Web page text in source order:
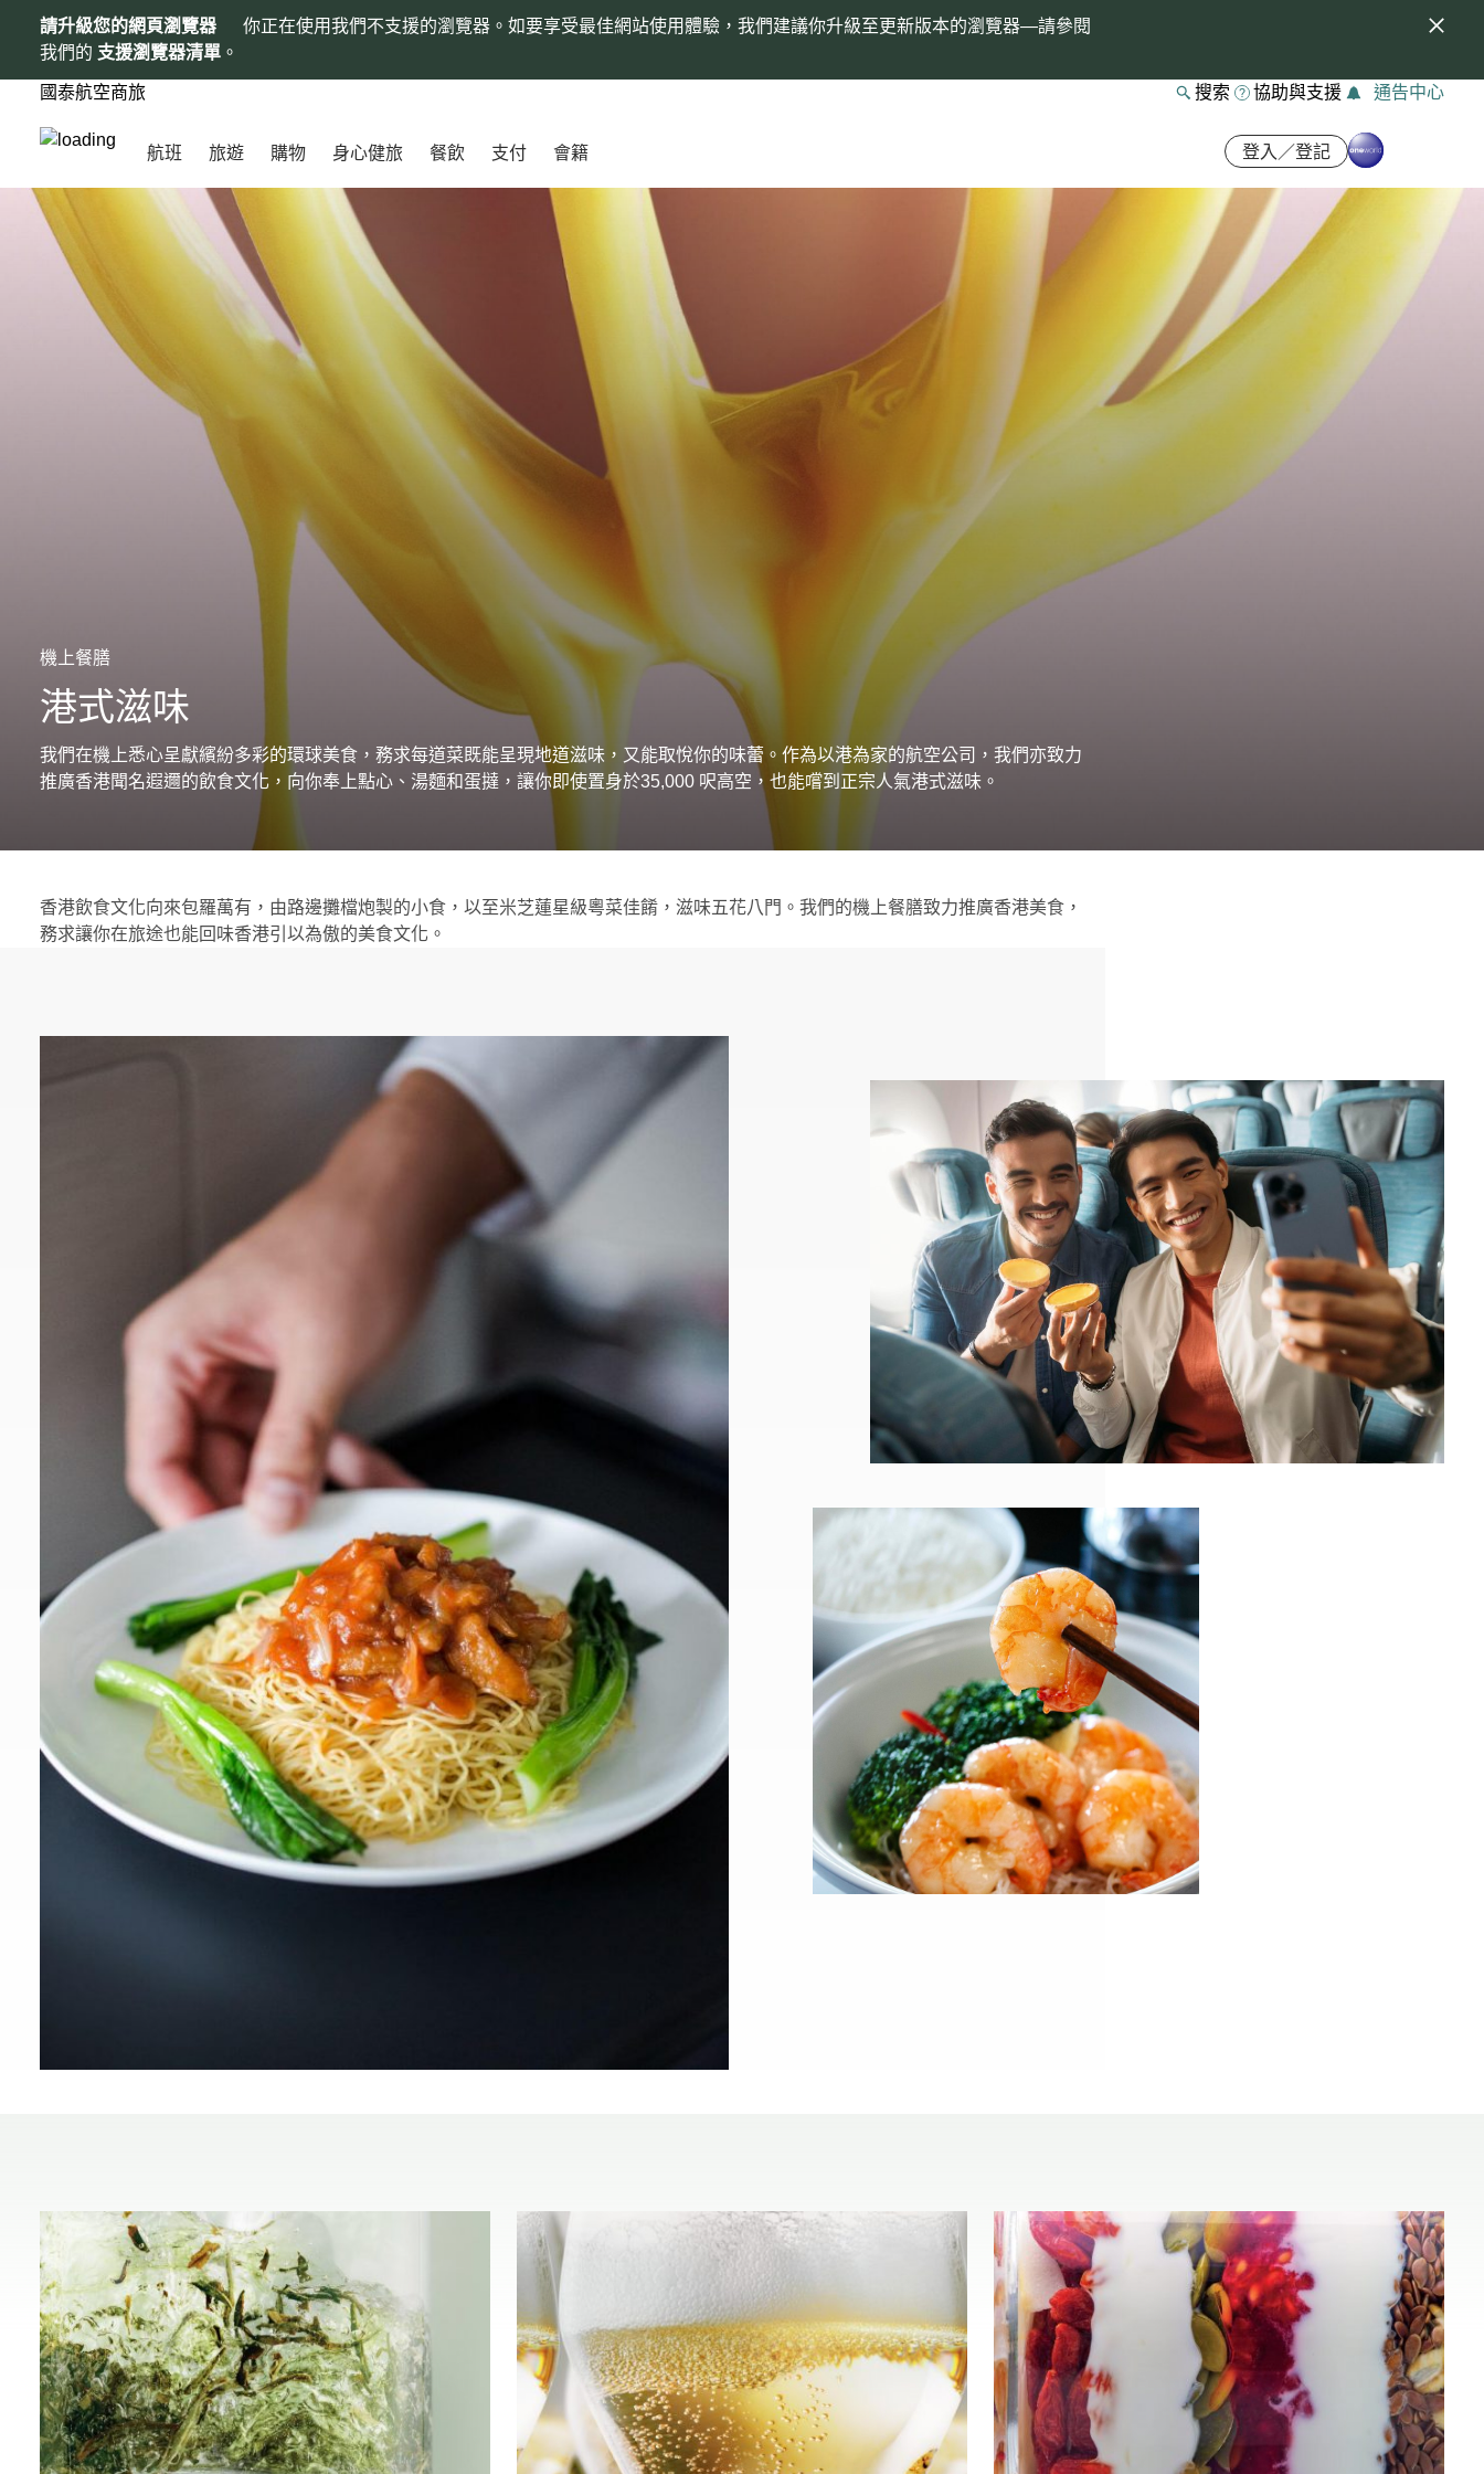
請升級您的網頁瀏覽器
你正在使用我們不支援的瀏覽器。如要享受最佳網站使用體驗，我們建議你升級至更新版本的瀏覽器—請參閱
我們的 支援瀏覽器清單 。
國泰航空商旅 搜索 協助與支援 通告中心
航班 旅遊 購物 身心健旅 餐飲 支付 會籍 登入／登記
機上餐膳
港式滋味
我們在機上悉心呈獻繽紛多彩的環球美食，務求每道菜既能呈現地道滋味，又能取悅你的味蕾。作為以港為家的航空公司，我們亦致力
推廣香港聞名遐邇的飲食文化，向你奉上點心、湯麵和蛋撻，讓你即使置身於35,000 呎高空，也能嚐到正宗人氣港式滋味。
香港飲食文化向來包羅萬有，由路邊攤檔炮製的小食，以至米芝蓮星級粵菜佳餚，滋味五花八門。我們的機上餐膳致力推廣香港美食，
務求讓你在旅途也能回味香港引以為傲的美食文化。